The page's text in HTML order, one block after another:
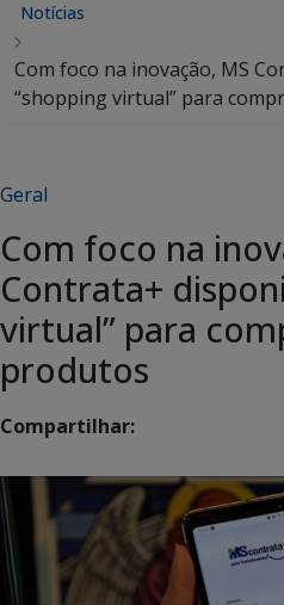
Notícias
Com foco na inovação, MS
“shopping virtual” para
Geral
Com foco na
Contrata+
virtual” para
produtos
Compartilhar: